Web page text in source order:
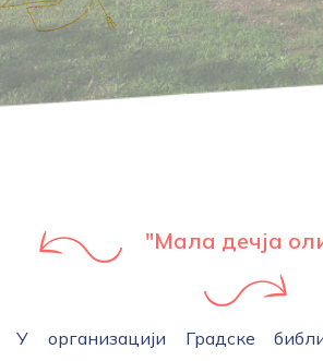
"Мала дечја
У организацији Градске